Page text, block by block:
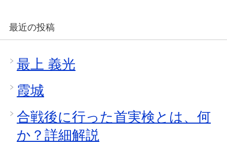
最近の投稿
最上 義光
霞城
合戦後に行った首実検とは、何
か？詳細解説